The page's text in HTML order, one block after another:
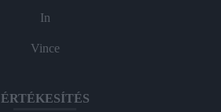
In
Vince
ÉRTÉKESÍTÉS